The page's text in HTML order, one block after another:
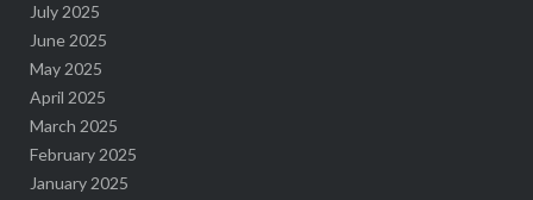
July 2025
June 2025
May 2025
April 2025
March 2025
February 2025
January 2025